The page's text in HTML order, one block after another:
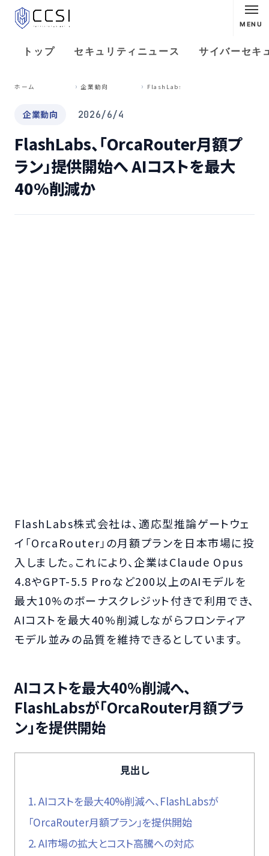
MENU
トップ セキュリティニュース サイバーセキ
ホーム 企業動向
企業動向 2026/6/4
FlashLabs、「OrcaRouter月額プ
ラン」提供開始へ AIコストを最大
40%削減か
FlashLabs株式会社は、適応型推論ゲートウェ
イ「OrcaRouter」の月額プランを日本市場に投
入しました。これにより、企業はClaude Opus
4.8やGPT-5.5 Proなど200以上のAIモデルを
最大10%のボーナスクレジット付きで利用でき、
AIコストを最大40%削減しながらフロンティア
モデル並みの品質を維持できるとしています。
AIコストを最大40%削減へ、
FlashLabsが「OrcaRouter月額プラ
ン」を提供開始
見出し
1. AIコストを最大40%削減へ、FlashLabsが
「OrcaRouter月額プラン」を提供開始
2. AI市場の拡大とコスト高騰への対応